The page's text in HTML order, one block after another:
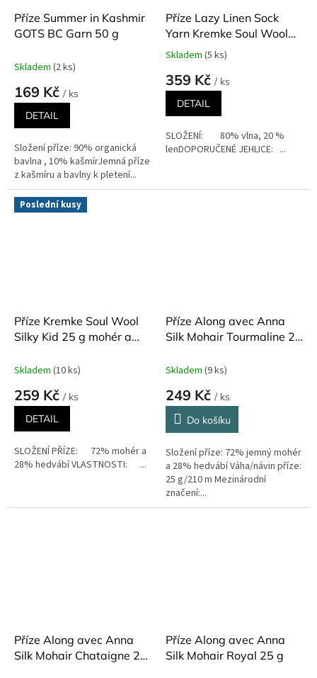
Příze Summer in Kashmir
GOTS BC Garn 50 g
Skladem (2 ks)
169 Kč / ks
DETAIL
Složení příze: 90% organická
bavlna , 10% kašmírJemná příze
z kašmíru a bavlny k pletení...
Příze Lazy Linen Sock
Yarn Kremke Soul Wool
vlna a len 100 g
Průměrné
hodnocení
produktu
5
hvězdiček.
Skladem (5 ks)
359 Kč / ks
DETAIL
SLOŽENÍ: 80% vlna, 20 %
lenDOPORUČENÉ JEHLICE: ...
Poslední kusy
Příze Kremke Soul Wool
Silky Kid 25 g mohér a
Skladem (10 ks)
259 Kč / ks
DETAIL
SLOŽENÍ PŘÍZE: 72% mohér a
28% hedvábí VLASTNOSTI: ...
Příze Along avec Anna
Silk Mohair Tourmaline 25
Skladem (9 ks)
249 Kč / ks
Do košíku
Složení příze: 72% jemný mohér
a 28% hedvábí Váha/návin příze:
25 g/210 m Mezinárodní
značení:...
Příze Along avec Anna
Silk Mohair Chataigne 25
Příze Along avec Anna
Silk Mohair Royal 25 g